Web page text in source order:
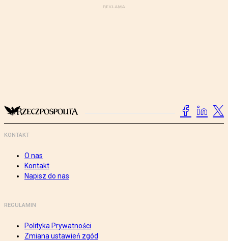
KONTAKT
O nas
Kontakt
Napisz do nas
REGULAMIN
Polityka Prywatności
Zmiana ustawień zgód